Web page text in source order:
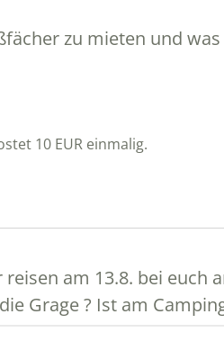
zu mieten und
10 EUR einmalig.
reisen am 13.8. bei euch
Grage ? Ist am